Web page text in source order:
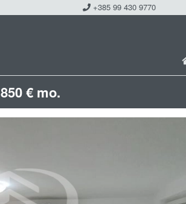
+385 99 430 9770
850 € mo.